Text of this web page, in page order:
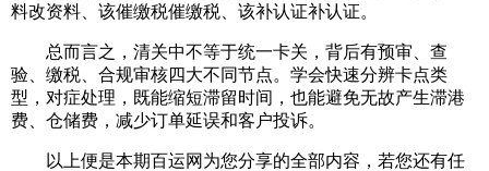
料改资料、该催缴税催缴税、该补认证补认证。
总而言之，清关中不等于统一卡关，背后有预审、查
验、缴税、合规审核四大不同节点。学会快速分辨卡点类
型，对症处理，既能缩短滞留时间，也能避免无故产生滞港
费、仓储费，减少订单延误和客户投诉。
以上便是本期百运网为您分享的全部内容，若您还有任